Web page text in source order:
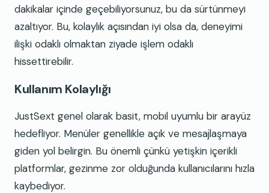
dakikalar içinde geçebiliyorsunuz, bu da sürtünmeyi
azaltıyor. Bu, kolaylık açısından iyi olsa da, deneyimi
ilişki odaklı olmaktan ziyade işlem odaklı
hissettirebilir.
Kullanım Kolaylığı
JustSext genel olarak basit, mobil uyumlu bir arayüz
hedefliyor. Menüler genellikle açık ve mesajlaşmaya
giden yol belirgin. Bu önemli çünkü yetişkin içerikli
platformlar, gezinme zor olduğunda kullanıcılarını hızla
kaybediyor.